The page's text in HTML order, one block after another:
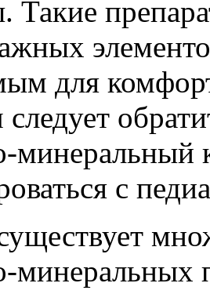
Такие
для
минеральный
с
минеральных